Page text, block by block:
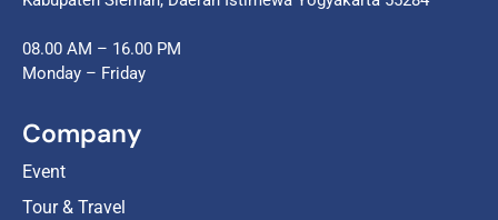
08.00 AM – 16.00 PM
Monday – Friday
Company
Event
Tour & Travel